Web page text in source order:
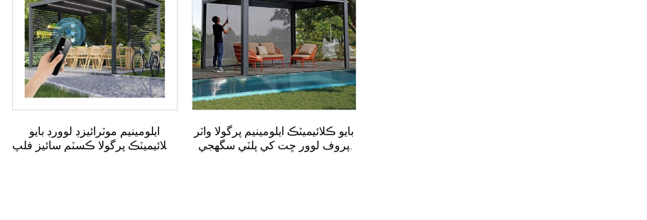
ايلومينيم موٽرائيزڊ لوورڊ بايو
ڪلائيميٽڪ پرگولا ڪسٽم سائيز فلپ
بايو ڪلائيميٽڪ ايلومينيم پرگولا واٽر
پروف لوور ڇت کي پلٽي سگهجي